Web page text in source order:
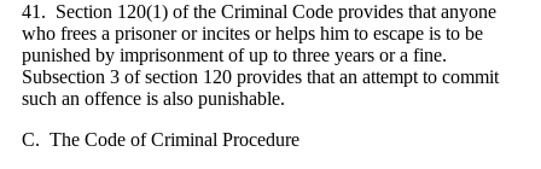
41. Section 120(1) of the Criminal Code provides that anyone
who frees a prisoner or incites or helps him to escape is to be
punished by imprisonment of up to three years or a fine.
Subsection 3 of section 120 provides that an attempt to commit
such an offence is also punishable.
C. The Code of Criminal Procedure